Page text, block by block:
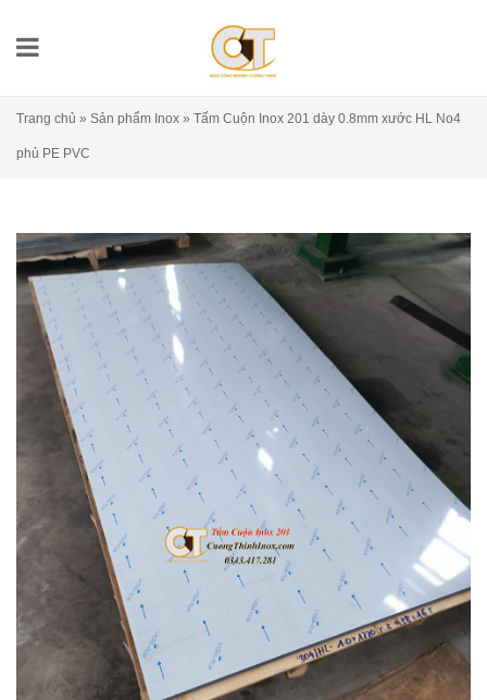
Trang chủ » Sản phẩm Inox » Tấm Cuộn Inox 201 dày 0.8mm xước HL No4
phủ PE PVC